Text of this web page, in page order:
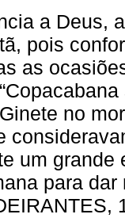
a Deus,
pois
as
no
um
para dar